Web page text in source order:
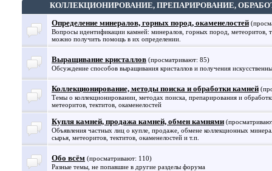
КОЛЛЕКЦИОНИРОВАНИЕ, ПРЕПАРИРОВАНИЕ,
Определение минералов, горных пород, окаменелостей
Вопросы идентификации камней: минералов, горных пород, метеоритов,
можно получить помощь в их определении.
Выращивание кристаллов (просматривают: 85)
Обсуждение способов выращивания кристаллов и получения
Коллекционирование, методы поиска и обработки камней
Темы о коллекционировании, методах поиска, препарирования и
метеоритов, тектитов, окаменелостей
Купля камней, продажа камней, обмен камнями
Объявления частных лиц о купле, продаже, обмене коллекционных
сырья, метеоритов, тектитов, окаменелостей и т.п.
Обо всём (просматривают: 110)
Разные темы, не попавшие в другие разделы форума